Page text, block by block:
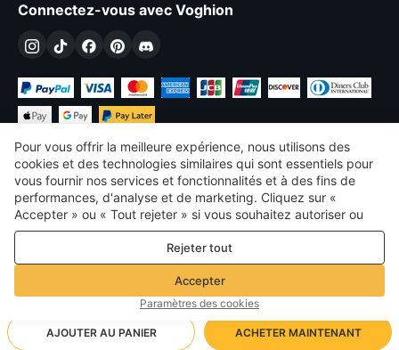
AJOUTER AU PANIER ACHETER MAINTENANT
Connectez-vous avec Voghion
€ EUR France
©2026 Voghion
termes et conditions
Politique de confidentialité et de cookies
Règles communautaires
Pour vous offrir la meilleure expérience, nous utilisons des
cookies et des technologies similaires qui sont essentiels pour
vous fournir nos services et fonctionnalités et à des fins de
performances, d'analyse et de marketing. Cliquez sur «
Accepter » ou « Tout rejeter » si vous souhaitez autoriser ou
refuser tout. cookies à des fins de performance, d’analyse et
de marketing. Pour plus de détails, consultez notre
confidentialité et de cookies
Rejeter tout
Accepter
Paramètres des cookies